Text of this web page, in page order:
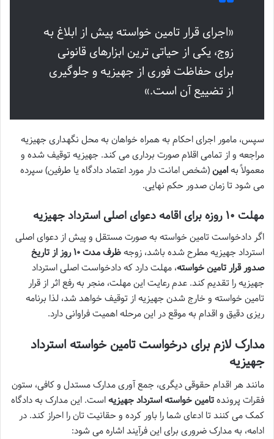
«اجرای قرار تامین خواسته پیش از ابلاغ به
زوج، یکی از حیاتی ترین ابزارهای قانونی
برای حفاظت فوری از جهیزیه و جلوگیری
از تضییع آن است.»
سپس، مامور اجرای احکام به همراه خواهان به محل نگهداری جهیزیه
مراجعه و از تمامی اقلام صورت برداری می کند. جهیزیه توقیف شده و
معمولاً بهامین(شخص امانت دار مورد اعتماد دادگاه یا طرفین) سپرده
می شود تا زمان صدور حکم نهایی.
مهلت ۱۰ روزه برای اقامه دعوای اصلی استرداد جهیزیه
اگر دادخواست تامین خواسته به صورت مستقل و پیش از دعوای اصلی
استرداد جهیزیه مطرح شده باشد، زوجه
ظرف مدت ۱۰ روز از تاریخ
صدور قرار تامین خواسته، مهلت دارد که دادخواست اصلی استرداد
جهیزیه را تقدیم کند. عدم رعایت این مهلت، منجر به رفع اثر از قرار
تامین خواسته و خارج شدن جهیزیه از توقیف خواهد شد، لذا برنامه
ریزی دقیق و اقدام به موقع در این مرحله اهمیت فراوانی دارد.
مدارک لازم برای درخواست تامین خواسته استرداد
جهیزیه
مانند هر اقدام حقوقی دیگری، جمع آوری مدارک مستدل و کافی، ستون
فقرات پروندهتامین خواسته استرداد جهیزیهاست. این مدارک به دادگاه
کمک می کنند تا ادعای شما را باور کرده و حقانیت تان را احراز کند. در
ادامه، به مدارک ضروری برای این فرآیند اشاره می شود: